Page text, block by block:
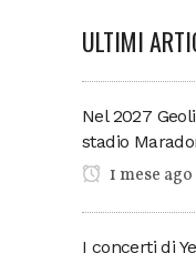
ULTIMI
Nel 2027
stadio
1 mese ago
I concerti di